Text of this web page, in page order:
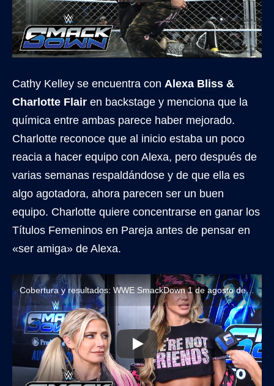
Cathy Kelley se encuentra con Alexa Bliss &
Charlotte Flair en backstage y menciona que la
química entre ambas parece haber mejorado.
Charlotte reconoce que al inicio estaba un poco
reacia a hacer equipo con Alexa, pero después de
varias semanas respaldándose y de que ella es
algo agotadora, ahora parecen ser un buen
equipo. Charlotte quiere concentrarse en ganar los
Títulos Femeninos en Pareja antes de pensar en
«ser amiga» de Alexa.
Cobertura y resultados: WWE SmackDown 1 de agosto de 2025